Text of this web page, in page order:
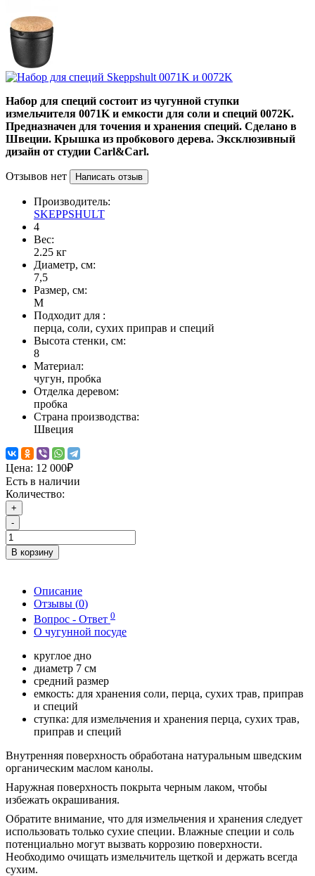
Набор для специй состоит из чугунной ступки
измельчителя 0071K и емкости для соли и специй 0072K.
Предназначен для точения и хранения специй. Сделано в
Швеции. Крышка из пробкового дерева. Эксклюзивный
дизайн от студии Carl&Carl.
Отзывов нет Написать отзыв
Производитель:
SKEPPSHULT
4
Вес:
2.25 кг
Диаметр, см:
7,5
Размер, см:
М
Подходит для :
перца, соли, сухих приправ и специй
Высота стенки, см:
8
Материал:
чугун, пробка
Отделка деревом:
пробка
Страна производства:
Швеция
Цена: 12 000₽
Есть в наличии
Количество:
+
-
В корзину
Описание
Отзывы (0)
Вопрос - Ответ 0
О чугунной посуде
круглое дно
диаметр 7 см
средний размер
емкость: для хранения соли, перца, сухих трав, приправ
и специй
ступка: для измельчения и хранения перца, сухих трав,
приправ и специй
Внутренняя поверхность обработана натуральным шведским
органическим маслом канолы.
Наружная поверхность покрыта черным лаком, чтобы
избежать окрашивания.
Обратите внимание, что для измельчения и хранения следует
использовать только сухие специи. Влажные специи и соль
потенциально могут вызвать коррозию поверхности.
Необходимо очищать измельчитель щеткой и держать всегда
сухим.